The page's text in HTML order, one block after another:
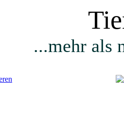
...mehr als